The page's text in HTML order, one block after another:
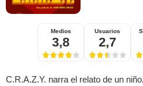
Medios
3,8
Usuarios
2,7
C.R.A.Z.Y. narra el relato de un